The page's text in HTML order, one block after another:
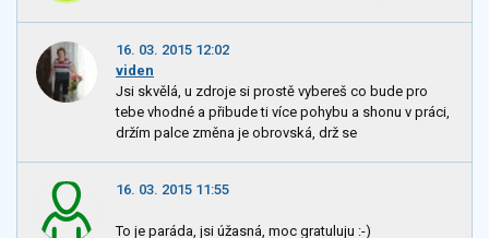
16. 03. 2015 12:02
viden
Jsi skvělá, u zdroje si prostě vybereš co bude pro
tebe vhodné a přibude ti více pohybu a shonu v práci,
držím palce změna je obrovská, drž se
16. 03. 2015 11:55
To je paráda, jsi úžasná, moc gratuluju :-)